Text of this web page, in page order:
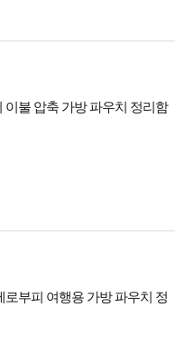
불 압축 가방 파우치 정리함
부피 여행용 가방 파우치 정